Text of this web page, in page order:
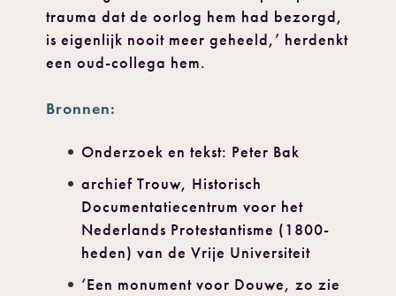
trauma dat de oorlog hem had bezorgd,
is eigenlijk nooit meer geheeld,’ herdenkt
een oud-collega hem.
Bronnen:
Onderzoek en tekst: Peter Bak
archief Trouw, Historisch
Documentatiecentrum voor het
Nederlands Protestantisme (1800-
heden) van de Vrije Universiteit
‘Een monument voor Douwe, zo zie